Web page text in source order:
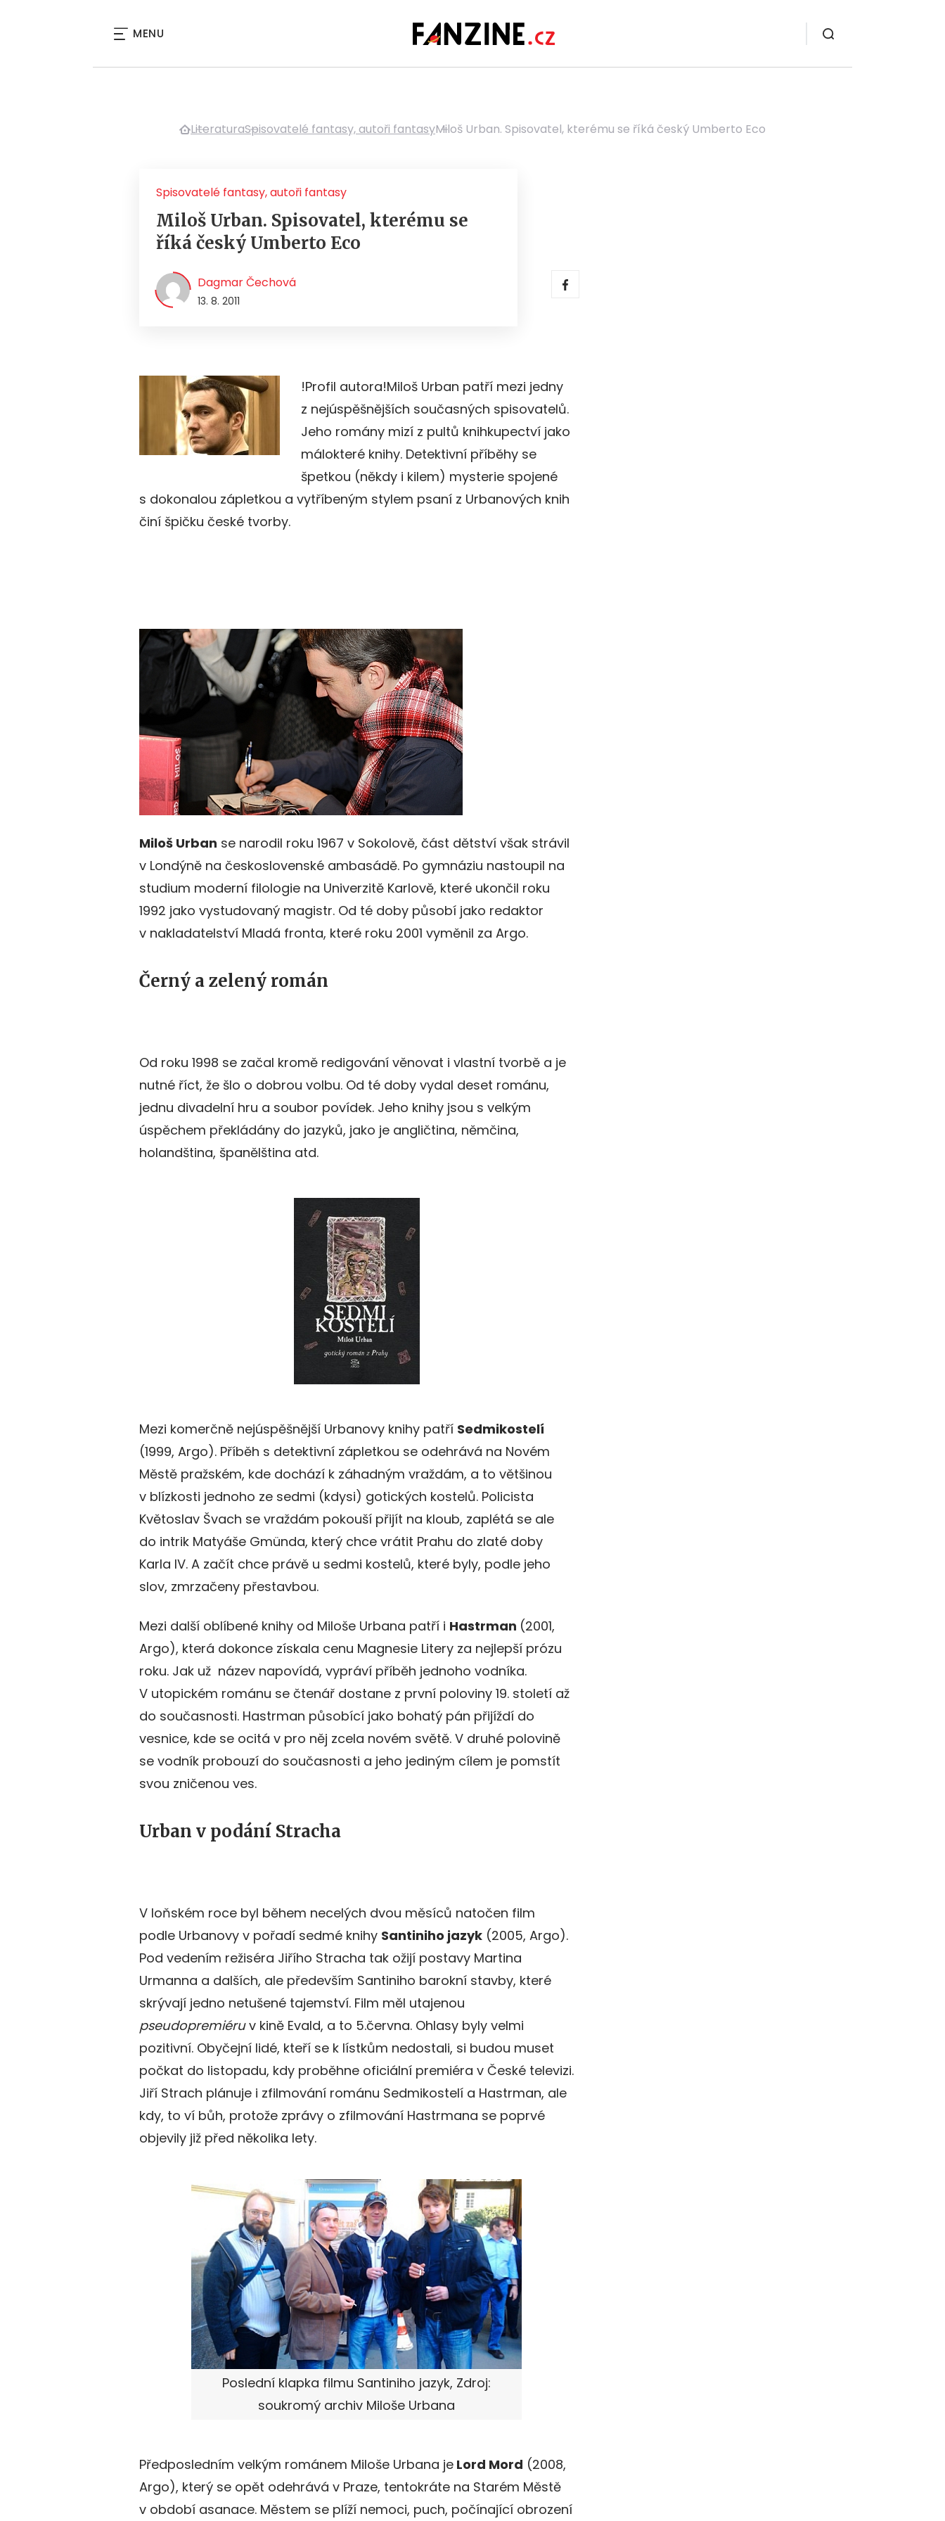
MENU
LiteraturaSpisovatelé fantasy, autoři fantasyMiloš Urban. Spisovatel, kterému se říká český Umberto Eco
Spisovatelé fantasy, autoři fantasy
Miloš Urban. Spisovatel, kterému se
říká český Umberto Eco
Dagmar Čechová
13. 8. 2011
!Profil autora!Miloš Urban patří mezi jedny
z nejúspěšnějších současných spisovatelů.
Jeho romány mizí z pultů knihkupectví jako
málokteré knihy. Detektivní příběhy se
špetkou (někdy i kilem) mysterie spojené
s dokonalou zápletkou a vytříbeným stylem psaní z Urbanových knih
činí špičku české tvorby.
Miloš Urban se narodil roku 1967 v Sokolově, část dětství však strávil
v Londýně na československé ambasádě. Po gymnáziu nastoupil na
studium moderní filologie na Univerzitě Karlově, které ukončil roku
1992 jako vystudovaný magistr. Od té doby působí jako redaktor
v nakladatelství Mladá fronta, které roku 2001 vyměnil za Argo.
Černý a zelený román
Od roku 1998 se začal kromě redigování věnovat i vlastní tvorbě a je
nutné říct, že šlo o dobrou volbu. Od té doby vydal deset románu,
jednu divadelní hru a soubor povídek. Jeho knihy jsou s velkým
úspěchem překládány do jazyků, jako je angličtina, němčina,
holandština, španělština atd.
Mezi komerčně nejúspěšnější Urbanovy knihy patří Sedmikostelí
(1999, Argo). Příběh s detektivní zápletkou se odehrává na Novém
Městě pražském, kde dochází k záhadným vraždám, a to většinou
v blízkosti jednoho ze sedmi (kdysi) gotických kostelů. Policista
Květoslav Švach se vraždám pokouší přijít na kloub, zaplétá se ale
do intrik Matyáše Gmünda, který chce vrátit Prahu do zlaté doby
Karla IV. A začít chce právě u sedmi kostelů, které byly, podle jeho
slov, zmrzačeny přestavbou.
Mezi další oblíbené knihy od Miloše Urbana patří i Hastrman (2001,
Argo), která dokonce získala cenu Magnesie Litery za nejlepší prózu
roku. Jak už název napovídá, vypráví příběh jednoho vodníka.
V utopickém románu se čtenář dostane z první poloviny 19. století až
do současnosti. Hastrman působící jako bohatý pán přijíždí do
vesnice, kde se ocitá v pro něj zcela novém světě. V druhé polovině
se vodník probouzí do současnosti a jeho jediným cílem je pomstít
svou zničenou ves.
Urban v podání Stracha
V loňském roce byl během necelých dvou měsíců natočen film
podle Urbanovy v pořadí sedmé knihy Santiniho jazyk (2005, Argo).
Pod vedením režiséra Jiřího Stracha tak ožijí postavy Martina
Urmanna a dalších, ale především Santiniho barokní stavby, které
skrývají jedno netušené tajemství. Film měl utajenou
pseudopremiéruv kině Evald, a to 5.června. Ohlasy byly velmi
pozitivní. Obyčejní lidé, kteří se k lístkům nedostali, si budou muset
počkat do listopadu, kdy proběhne oficiální premiéra v České televizi.
Jiří Strach plánuje i zfilmování románu Sedmikostelí a Hastrman, ale
kdy, to ví bůh, protože zprávy o zfilmování Hastrmana se poprvé
objevily již před několika lety.
Poslední klapka filmu Santiniho jazyk, Zdroj:
soukromý archiv Miloše Urbana
Předposledním velkým románem Miloše Urbana je Lord Mord (2008,
Argo), který se opět odehrává v Praze, tentokráte na Starém Městě
v období asanace. Městem se plíží nemoci, puch, počínající obrození